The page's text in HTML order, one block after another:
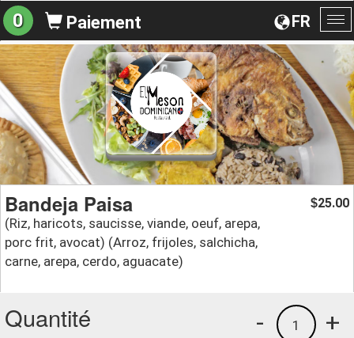
la
FR
0 Paiement
Bandeja Paisa
(Riz, haricots, saucisse, viande, oeuf, arepa,
porc frit, avocat) (Arroz, frijoles, salchicha,
carne, arepa, cerdo, aguacate)
$25.00
Quantité +
1
-